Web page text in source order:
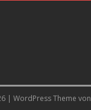
| WordPress Theme von